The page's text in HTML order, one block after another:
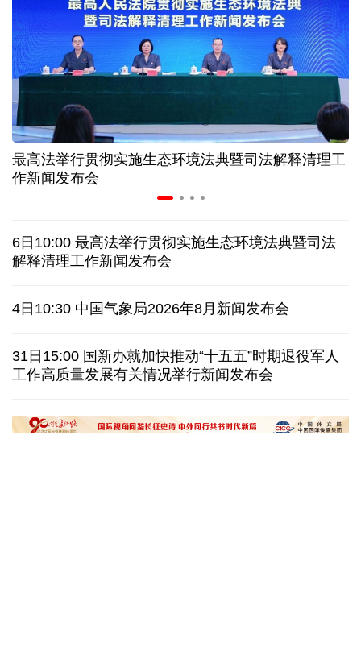
服贸会进入倒计时一个月 180余项创新成果将发布
非必要不乱花 医保个人账户里的钱如何用在刀刃上
"校园贷"换上"新马甲" 警惕暑假期间网络消费陷阱
2026暑期档票房破85亿 已连续30天单日票房破亿
探访泰缅“死亡铁路”，见证日本军国主义侵略罪行
泰国暖武里府行政组织办公楼发生枪击 主席重伤
西班牙对意大利“报复”实施 首日入境检查约200人
最高法举行贯彻实施生态环境法典暨司法解释清理工
作新闻发布会
6日10:00 最高法举行贯彻实施生态环境法典暨司法
解释清理工作新闻发布会
4日10:30 中国气象局2026年8月新闻发布会
31日15:00 国新办就加快推动“十五五”时期退役军人
工作高质量发展有关情况举行新闻发布会